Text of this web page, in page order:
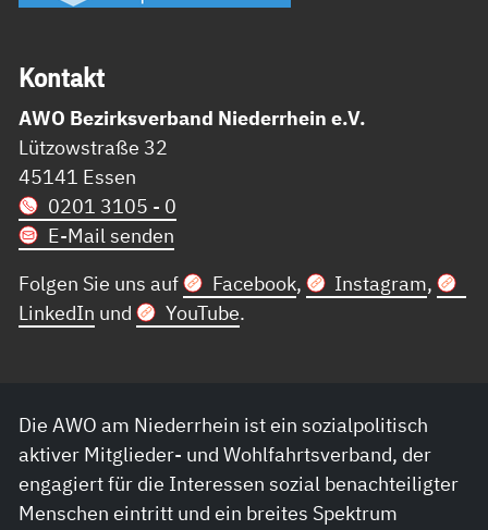
Kon­takt
AWO Bezirksverband Niederrhein e.V.
Lützowstraße 32
45141 Essen
0201 3105 - 0
E-Mail senden
Folgen Sie uns auf
Facebook, Instagram,
LinkedIn und YouTube.
Die AWO am Niederrhein ist ein sozialpolitisch
aktiver Mitglieder- und Wohlfahrtsverband, der
engagiert für die Interessen sozial benachteiligter
Menschen eintritt und ein breites Spektrum